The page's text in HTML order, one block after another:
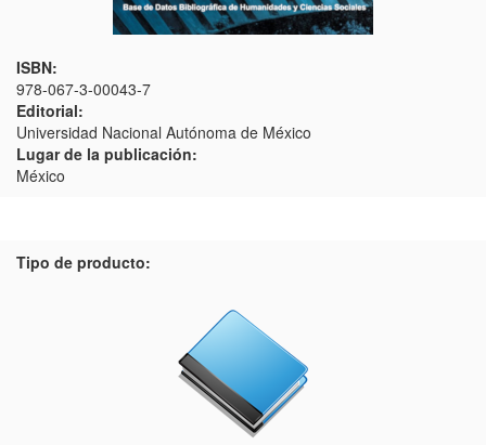
ISBN:
978-067-3-00043-7
Editorial:
Universidad Nacional Autónoma de México
Lugar de la publicación:
México
Tipo de producto: